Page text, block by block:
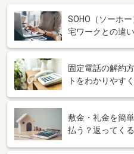
SOHO（ソーホ
宅ワークとの違
固定電話の解約
トをわかりやす
敷金・礼金を簡
払う？返ってく